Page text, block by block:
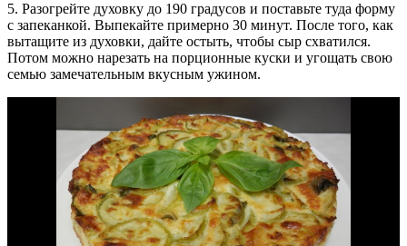
5. Разогрейте духовку до 190 градусов и поставьте туда форму
с запеканкой. Выпекайте примерно 30 минут. После того, как
вытащите из духовки, дайте остыть, чтобы сыр схватился.
Потом можно нарезать на порционные куски и угощать свою
семью замечательным вкусным ужином.